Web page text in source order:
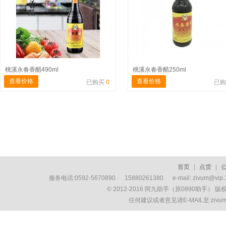
桃溪永春香醋490ml
查看价格
已购买 0
桃溪永春香醋250ml
查看价格
已
首页 点货
服务电话:0592-5670890 15880261380 e-mail:
© 2012-2016 阿九助手（原0890助手） 版
任何建议或者意见请E-MAIL至